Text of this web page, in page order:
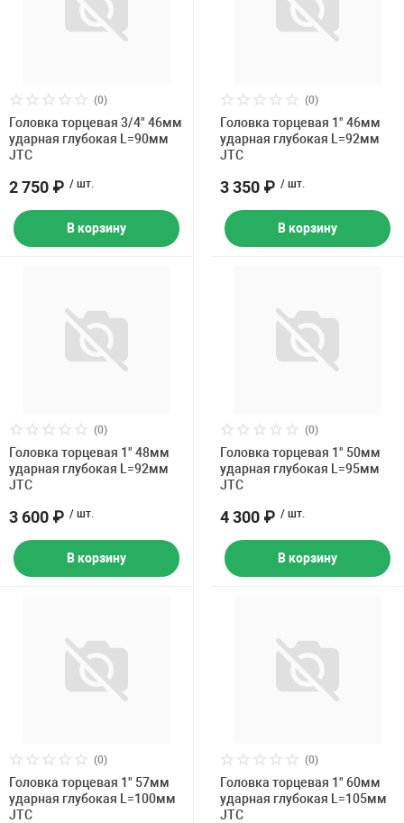
(0)
Головка торцевая 3/4" 46мм
ударная глубокая L=90мм
JTC
2 750 ₽ / шт.
В корзину
(0)
Головка торцевая 1" 46мм
ударная глубокая L=92мм
JTC
3 350 ₽ / шт.
В корзину
(0)
Головка торцевая 1" 48мм
ударная глубокая L=92мм
JTC
3 600 ₽ / шт.
В корзину
(0)
Головка торцевая 1" 50мм
ударная глубокая L=95мм
JTC
4 300 ₽ / шт.
В корзину
(0)
Головка торцевая 1" 57мм
ударная глубокая L=100мм
JTC
(0)
Головка торцевая 1" 60мм
ударная глубокая L=105мм
JTC